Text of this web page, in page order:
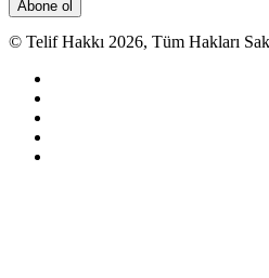
adresinizi
giriniz
© Telif Hakkı 2026, Tüm Hakları